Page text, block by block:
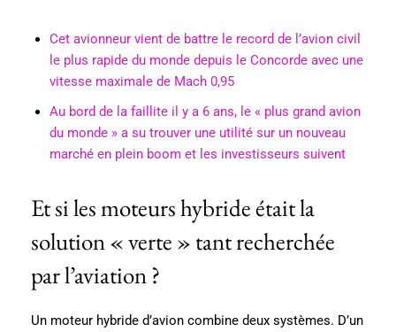
Cet avionneur vient de battre le record de l’avion civil
le plus rapide du monde depuis le Concorde avec une
vitesse maximale de Mach 0,95
Au bord de la faillite il y a 6 ans, le « plus grand avion
du monde » a su trouver une utilité sur un nouveau
marché en plein boom et les investisseurs suivent
Et si les moteurs hybride était la
solution « verte » tant recherchée
par l’aviation ?
Un moteur hybride d’avion combine deux systèmes. D’un